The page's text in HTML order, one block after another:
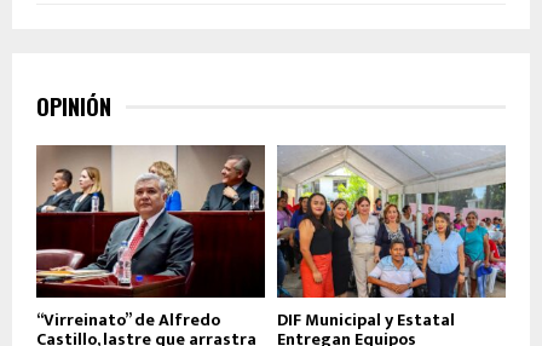
OPINIÓN
“Virreinato” de Alfredo
Castillo, lastre que arrastra
DIF Municipal y Estatal
Entregan Equipos